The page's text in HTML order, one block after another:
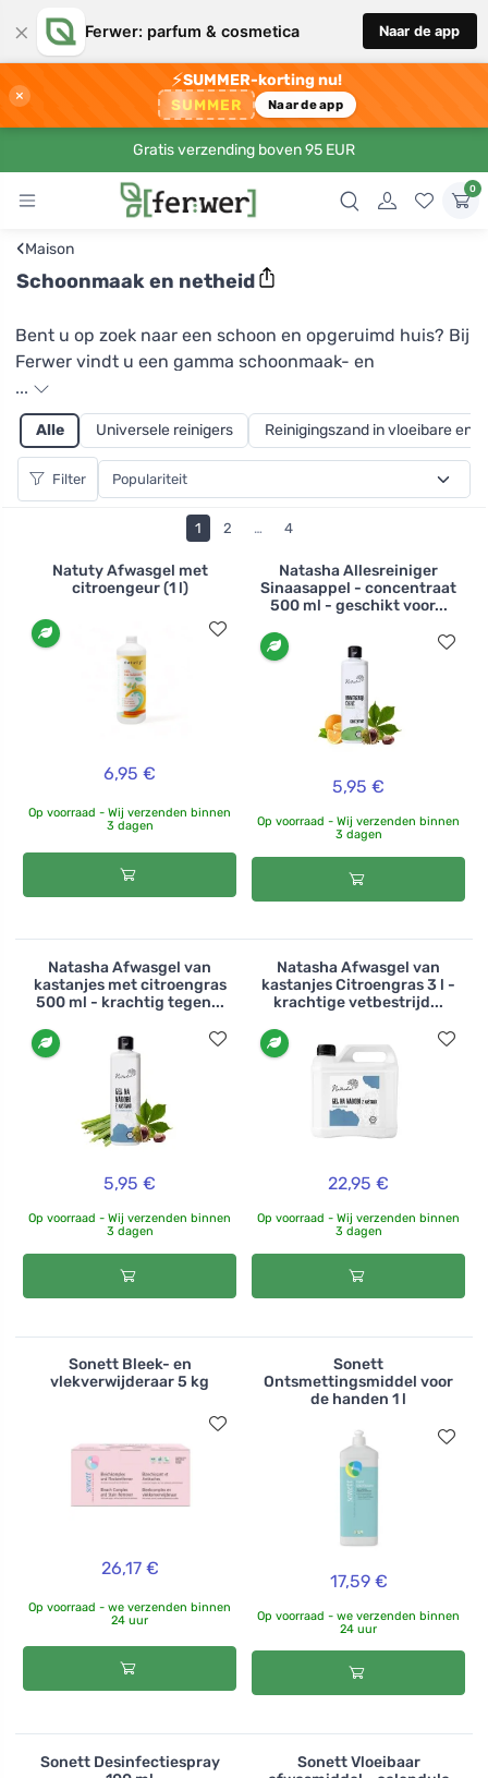
× Ferwer: parfum & cosmetica Naar de app
×
⚡SUMMER-korting nu!
SUMMER Naar de app
Gratis verzending boven 95 EUR
0
‹Maison
Schoonmaak en netheid
Bent u op zoek naar een schoon en opgeruimd huis? Bij
Ferwer vindt u een gamma schoonmaak- en
conciërgeproducten die uw moeilijke taak zullen
verlichten. En zelfs minimalisten zullen zich verheugen,
dankzij een breed scala aan veelzijdige producten die
kunnen worden gebruikt voor uiteenlopende
activiteiten en ruimtes in huis. U kunt de vloeibare
allesontvetter proberen, die nuttig is in de keuken voor
het wassen van vaatwerk en oppervlakken, maar ook
voor het reinigen van tapijten of hardnekkige vlekken
op meubels en muren. Als u de voorkeur geeft aan
vaste zeep of een universele reiszeep nodig hebt, kunt
u de kubus van Tierra Verde proberen, die de vaat wast,
oppervlakken reinigt en ook kan worden gebruikt voor
...
Alle Universele reinigers Reinigingszand in vloeibare en
Filter
1 2 … 4
Natuty Afwasgel met
citroengeur (1 l)
6,95 €
Op voorraad - Wij verzenden binnen
3 dagen
Natasha Allesreiniger
Sinaasappel - concentraat
500 ml - geschikt voor...
5,95 €
Op voorraad - Wij verzenden binnen
3 dagen
Natasha Afwasgel van
kastanjes met citroengras
500 ml - krachtig tegen...
5,95 €
Op voorraad - Wij verzenden binnen
3 dagen
Natasha Afwasgel van
kastanjes Citroengras 3 l -
krachtige vetbestrijd...
22,95 €
Op voorraad - Wij verzenden binnen
3 dagen
Sonett Bleek- en
vlekverwijderaar 5 kg
26,17 €
Op voorraad - we verzenden binnen
24 uur
Sonett
Ontsmettingsmiddel voor
de handen 1 l
17,59 €
Op voorraad - we verzenden binnen
24 uur
Sonett Desinfectiespray
Sonett Vloeibaar